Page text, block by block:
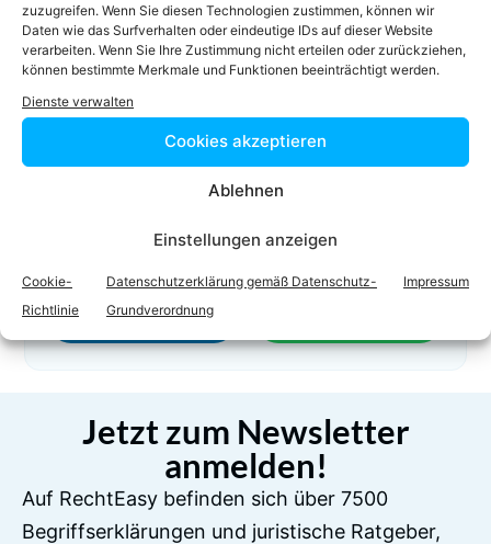
zuzugreifen. Wenn Sie diesen Technologien zustimmen, können wir
Daten wie das Surfverhalten oder eindeutige IDs auf dieser Website
verarbeiten. Wenn Sie Ihre Zustimmung nicht erteilen oder zurückziehen,
können bestimmte Merkmale und Funktionen beeinträchtigt werden.
Dienste verwalten
Cookies akzeptieren
Ablehnen
Einstellungen anzeigen
Cookie-
Richtlinie
Datenschutzerklärung gemäß Datenschutz-
Grundverordnung
Impressum
office@efpr.at
Homepage
LinkedIn
Jetzt zum Newsletter
anmelden!
Auf RechtEasy befinden sich über 7500
Begriffserklärungen und juristische Ratgeber,